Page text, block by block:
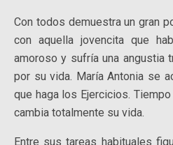
Con todos demuestra un gran
con aquella jovencita que
amoroso y sufría una angustia
por su vida. María Antonia se
que haga los Ejercicios.
cambia totalmente su vida.
Entre sus tareas habituales